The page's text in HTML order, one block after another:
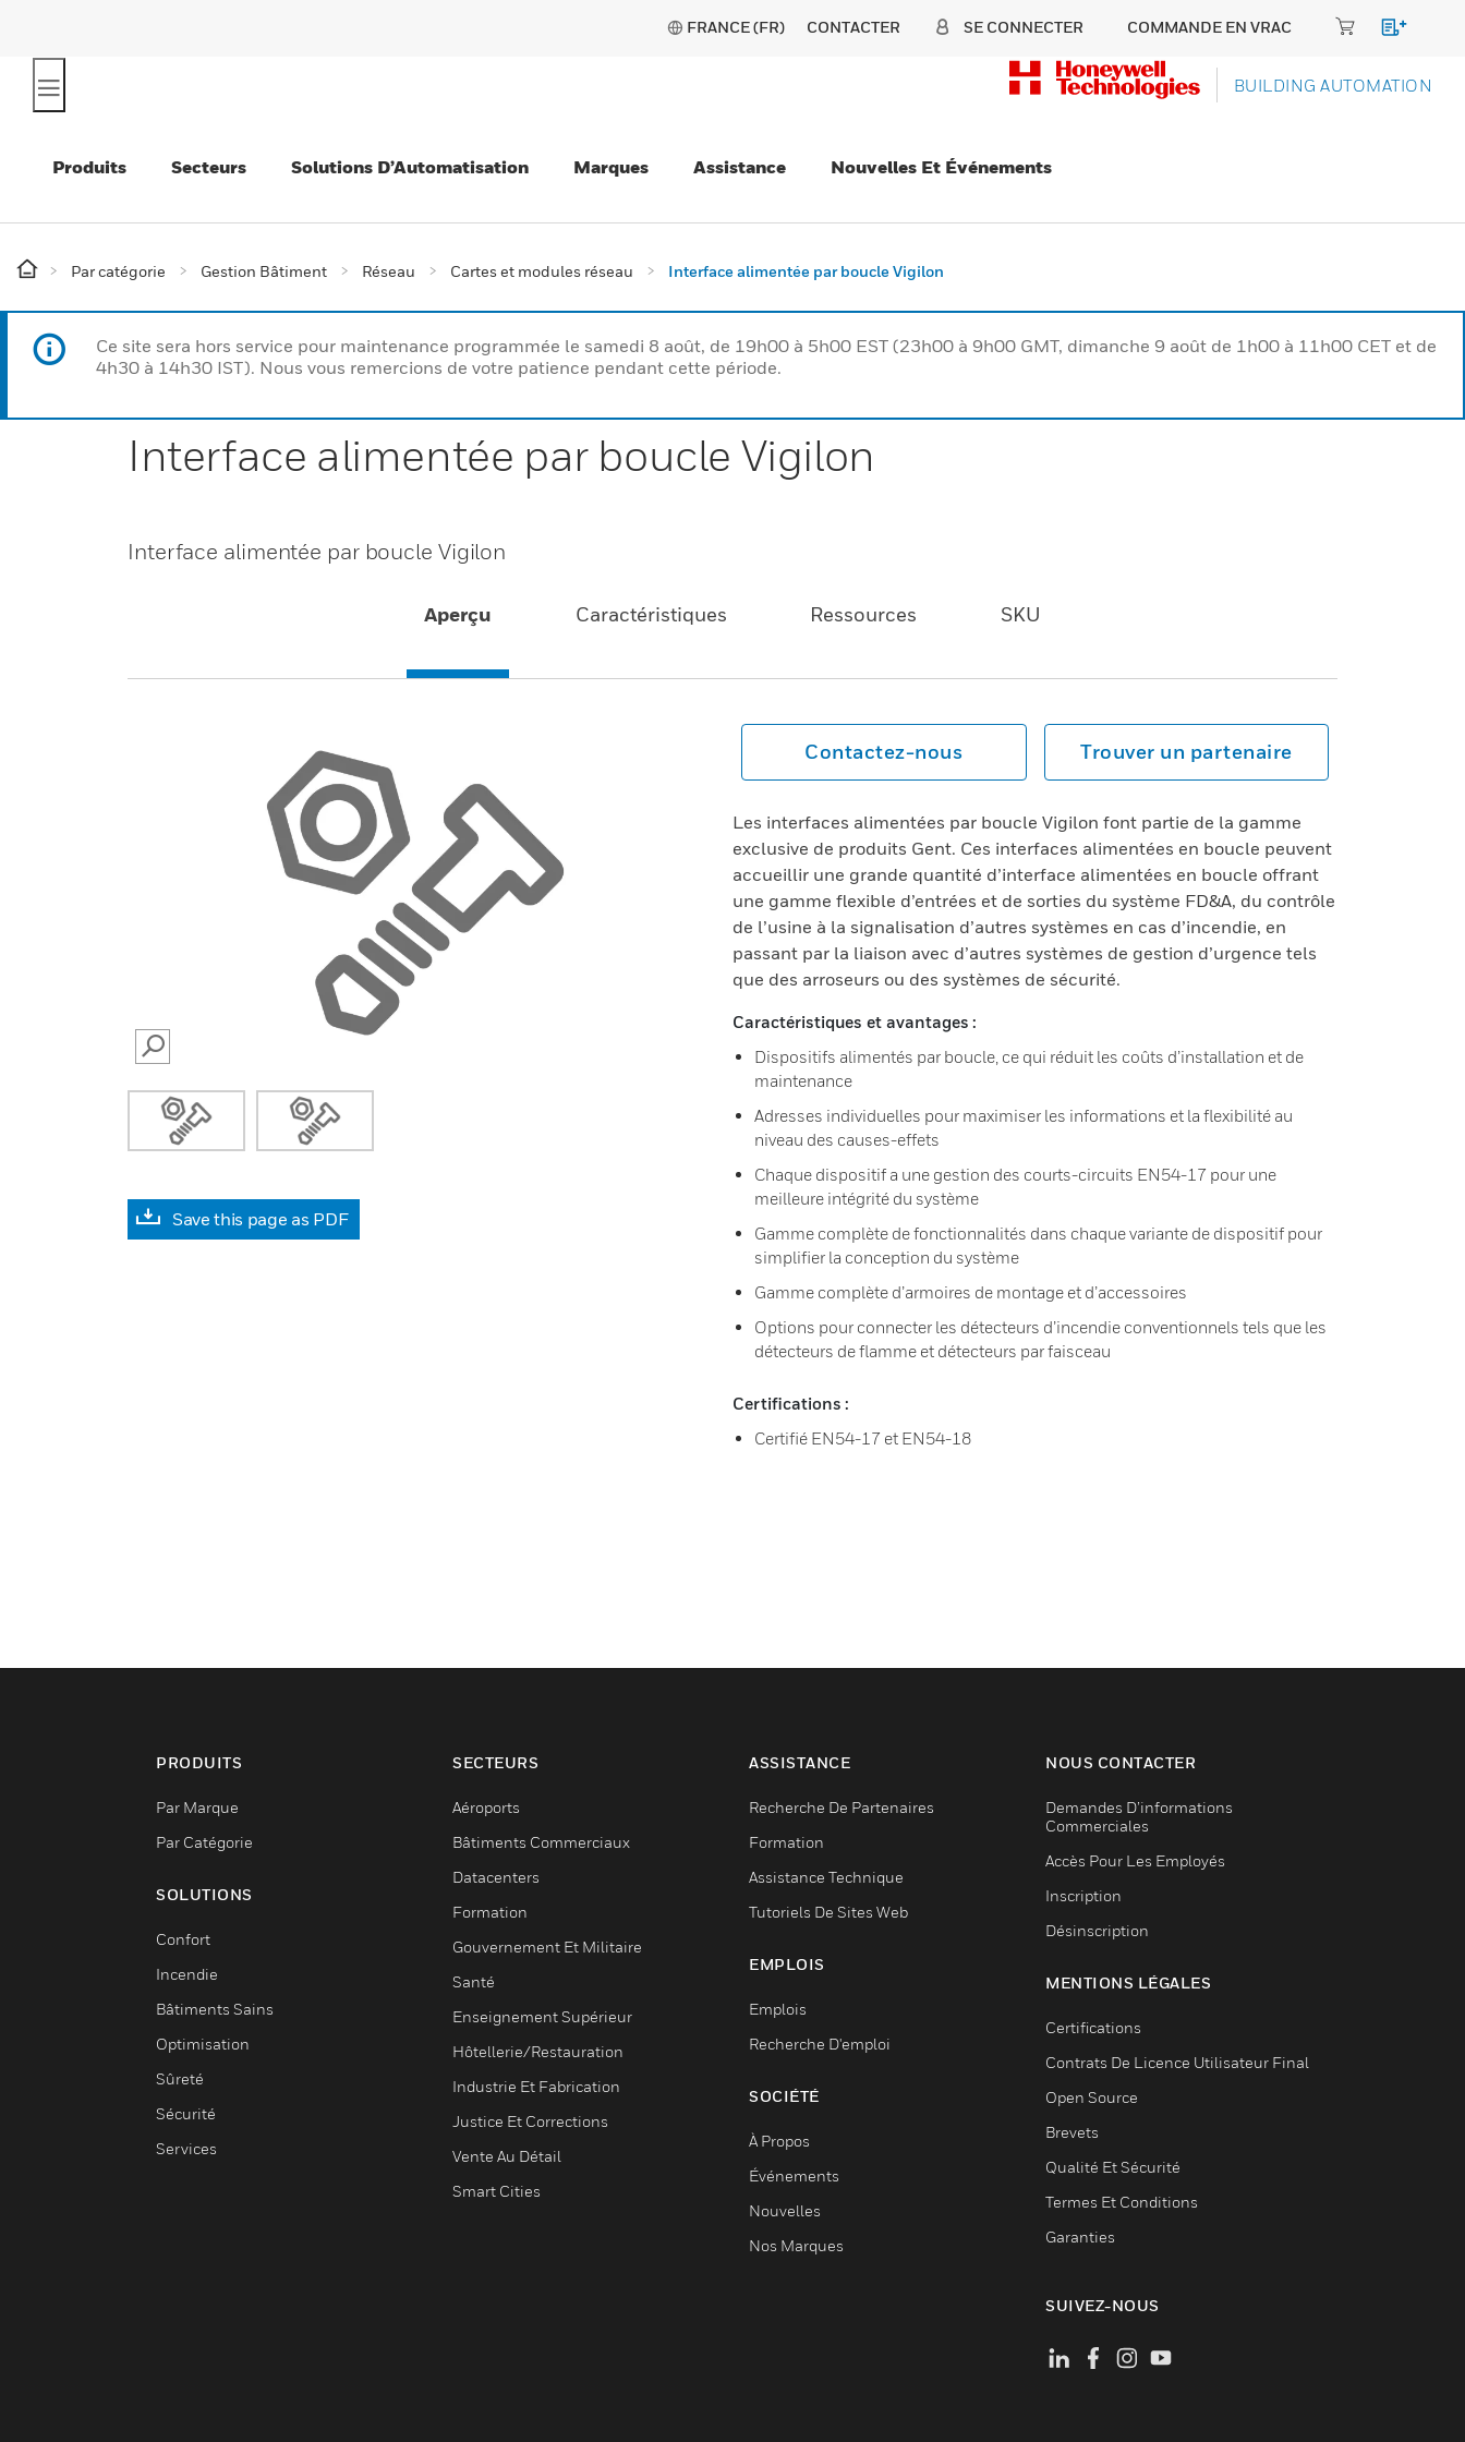
FRANCE (FR) CONTACTER SE CONNECTER COMMANDE EN VRAC
BUILDING AUTOMATION
Produits Secteurs Solutions D’Automatisation Marques Assistance Nouvelles Et Événements
Par catégorie Gestion Bâtiment Réseau Cartes et modules réseau Interface alimentée par boucle Vigilon
Ce site sera hors service pour maintenance programmée le samedi 8 août, de 19h00 à 5h00 EST (23h00 à 9h00 GMT, dimanche 9 août de 1h00 à 11h00 CET et de
4h30 à 14h30 IST). Nous vous remercions de votre patience pendant cette période.
Interface alimentée par boucle Vigilon
Interface alimentée par boucle Vigilon
Aperçu Caractéristiques Ressources SKU
SEARCH
Save this page as PDF
Contactez-nous Trouver un partenaire
Les interfaces alimentées par boucle Vigilon font partie de la gamme
exclusive de produits Gent. Ces interfaces alimentées en boucle peuvent
accueillir une grande quantité d’interface alimentées en boucle offrant
une gamme flexible d’entrées et de sorties du système FD&A, du contrôle
de l’usine à la signalisation d’autres systèmes en cas d’incendie, en
passant par la liaison avec d’autres systèmes de gestion d’urgence tels
que des arroseurs ou des systèmes de sécurité.
Caractéristiques et avantages :
Dispositifs alimentés par boucle, ce qui réduit les coûts d’installation et de
maintenance
Adresses individuelles pour maximiser les informations et la flexibilité au
niveau des causes-effets
Chaque dispositif a une gestion des courts-circuits EN54-17 pour une
meilleure intégrité du système
Gamme complète de fonctionnalités dans chaque variante de dispositif pour
simplifier la conception du système
Gamme complète d’armoires de montage et d’accessoires
Options pour connecter les détecteurs d’incendie conventionnels tels que les
détecteurs de flamme et détecteurs par faisceau
Certifications :
Certifié EN54-17 et EN54-18
PRODUITS
Par Marque
Par Catégorie
SOLUTIONS
Confort
Incendie
Bâtiments Sains
Optimisation
Sûreté
Sécurité
Services
SECTEURS
Aéroports
Bâtiments Commerciaux
Datacenters
Formation
Gouvernement Et Militaire
Santé
Enseignement Supérieur
Hôtellerie/Restauration
Industrie Et Fabrication
Justice Et Corrections
Vente Au Détail
Smart Cities
ASSISTANCE
Recherche De Partenaires
Formation
Assistance Technique
Tutoriels De Sites Web
EMPLOIS
Emplois
Recherche D'emploi
SOCIÉTÉ
À Propos
Événements
Nouvelles
Nos Marques
NOUS CONTACTER
Demandes D’informations
Commerciales
Accès Pour Les Employés
Inscription
Désinscription
MENTIONS LÉGALES
Certifications
Contrats De Licence Utilisateur Final
Open Source
Brevets
Qualité Et Sécurité
Termes Et Conditions
Garanties
SUIVEZ-NOUS